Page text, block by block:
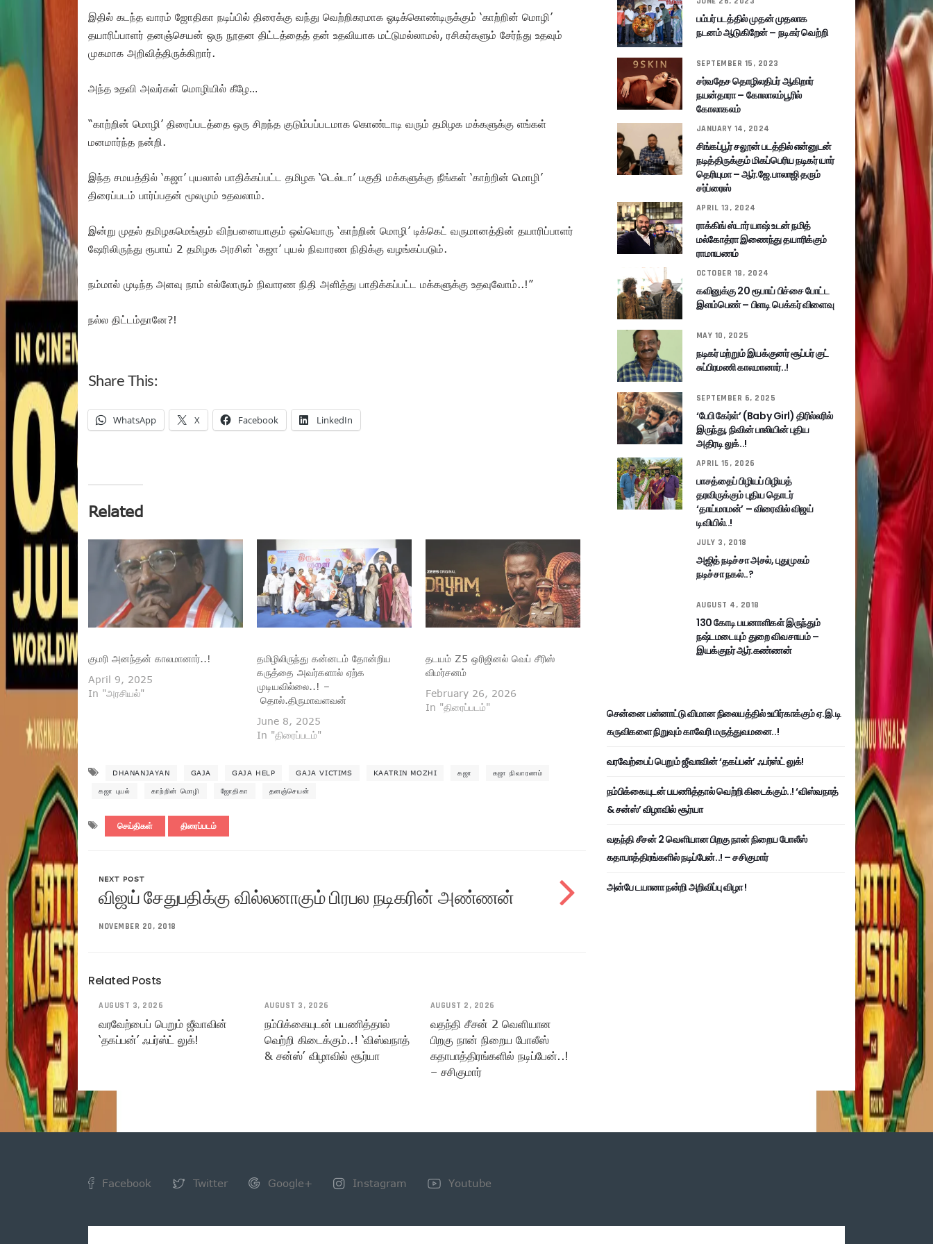
இதில் கடந்த வாரம் ஜோதிகா நடிப்பில் திரைக்கு வந்து வெற்றிகரமாக ஓடிக்கொண்டிருக்கும் ‘காற்றின் மொழி’
தயாரிப்பாளர் தனஞ்செயன் ஒரு நூதன திட்டத்தைத் தன் உதவியாக மட்டுமல்லாமல், ரசிகர்களும் சேர்ந்து உதவும்
முகமாக அறிவித்திருக்கிறார்.
அந்த உதவி அவர்கள் மொழியில் கீழே…
“காற்றின் மொழி’ திரைப்படத்தை ஒரு சிறந்த குடும்பப்படமாக கொண்டாடி வரும் தமிழக மக்களுக்கு எங்கள்
மனமார்ந்த நன்றி.
இந்த சமயத்தில் ‘கஜா’ புயலால் பாதிக்கப்பட்ட தமிழக ‘டெல்டா’ பகுதி மக்களுக்கு நீங்கள் ‘காற்றின் மொழி’
திரைப்படம் பார்ப்பதன் மூலமும் உதவலாம்.
இன்று முதல் தமிழகமெங்கும் விற்பனையாகும் ஒவ்வொரு ‘காற்றின் மொழி’ டிக்கெட் வருமானத்தின் தயாரிப்பாளர்
ஷேரிலிருந்து ரூபாய் 2 தமிழக அரசின் ‘கஜா’ புயல் நிவாரண நிதிக்கு வழங்கப்படும்.
நம்மால் முடிந்த அளவு நாம் எல்லோரும் நிவாரண நிதி அளித்து பாதிக்கப்பட்ட மக்களுக்கு உதவுவோம்..!”
நல்ல திட்டம்தானே?!
Share This:
WhatsApp X Facebook LinkedIn
Related
குமரி அனந்தன் காலமானார்..!
April 9, 2025
In "அரசியல்"
தமிழிலிருந்து கன்னடம் தோன்றிய
கருத்தை அவர்களால் ஏற்க
முடியவில்லை..! –
தொல்.திருமாவளவன்
June 8, 2025
In "திரைப்படம்"
தடயம் Z5 ஒரிஜினல் வெப் சீரிஸ்
விமர்சனம்
February 26, 2026
In "திரைப்படம்"
DHANANJAYAN GAJA GAJA HELP GAJA VICTIMS KAATRIN MOZHI கஜா கஜா நிவாரணம்
கஜா புயல் காற்றின் மொழி ஜோதிகா தனஞ்செயன்
செய்திகள் திரைப்படம்
NEXT POST
விஜய் சேதுபதிக்கு வில்லனாகும் பிரபல நடிகரின் அண்ணன்
NOVEMBER 20, 2018
Related Posts
AUGUST 3, 2026
வரவேற்பைப் பெறும் ஜீவாவின்
‘தகப்பன்’ ஃபர்ஸ்ட் லுக்!
AUGUST 3, 2026
நம்பிக்கையுடன் பயணித்தால்
வெற்றி கிடைக்கும்..! ‘விஸ்வநாத்
& சன்ஸ்’ விழாவில் சூர்யா
AUGUST 2, 2026
வதந்தி சீசன் 2 வெளியான
பிறகு நான் நிறைய போலீஸ்
கதாபாத்திரங்களில் நடிப்பேன்..!
– சசிகுமார்
பம்பர் படத்தில் முதன் முதலாக
நடனம் ஆடுகிறேன் – நடிகர் வெற்றி
SEPTEMBER 15, 2023
சர்வதேச தொழிலதிபர் ஆகிறார்
நயன்தாரா – கோலாலம்பூரில்
கோலாகலம்
JANUARY 14, 2024
சிங்கப்பூர் சலூன் படத்தில் என்னுடன்
நடித்திருக்கும் மிகப்பெரிய நடிகர் யார்
தெரியுமா – ஆர்.ஜே.பாலாஜி தரும்
சர்ப்ரைஸ்
APRIL 13, 2024
ராக்கிங் ஸ்டார் யாஷ் உடன் நமித்
மல்கோத்ரா இணைந்து தயாரிக்கும்
ராமாயணம்
OCTOBER 18, 2024
கவினுக்கு 20 ரூபாய் பிச்சை போட்ட
இளம்பெண் – பிளடி பெக்கர் விளைவு
MAY 10, 2025
நடிகர் மற்றும் இயக்குனர் சூப்பர் குட்
சுப்பிரமணி காலமானார்..!
SEPTEMBER 6, 2025
‘பேபி கேர்ள்’ (Baby Girl) திரில்லரில்
இருந்து, நிவின் பாலியின் புதிய
அதிரடி லுக்..!
APRIL 15, 2026
பாசத்தைப் பிழியப் பிழியத்
தரவிருக்கும் புதிய தொடர்
‘தாய்மாமன்’ – விரைவில் விஜய்
டிவியில்..!
JULY 3, 2018
அஜித் நடிச்சா அசல், புதுமுகம்
நடிச்சா நகல்..?
AUGUST 4, 2018
130 கோடி பயனாளிகள் இருந்தும்
நஷ்டமடையும் துறை விவசாயம் –
இயக்குநர் ஆர்.கண்ணன்
சென்னை பன்னாட்டு விமான நிலையத்தில் உயிர்காக்கும் ஏ.இ.டி
கருவிகளை நிறுவும் காவேரி மருத்துவமனை..!
வரவேற்பைப் பெறும் ஜீவாவின் ‘தகப்பன்’ ஃபர்ஸ்ட் லுக்!
நம்பிக்கையுடன் பயணித்தால் வெற்றி கிடைக்கும்..! ‘விஸ்வநாத்
& சன்ஸ்’ விழாவில் சூர்யா
வதந்தி சீசன் 2 வெளியான பிறகு நான் நிறைய போலீஸ்
கதாபாத்திரங்களில் நடிப்பேன்..! – சசிகுமார்
அன்பே டயானா நன்றி அறிவிப்பு விழா !
Facebook Twitter Google+ Instagram Youtube